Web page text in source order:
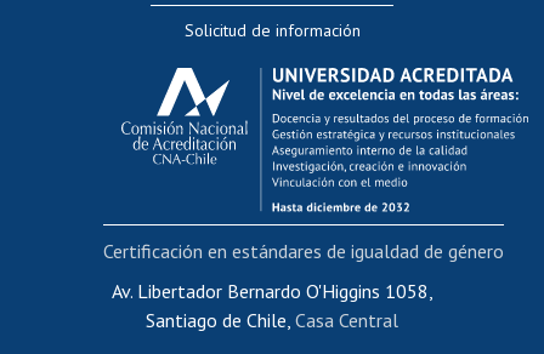
Evaluación docente
Calificación académica
Postulación al AUCAI
Funcionarias/os
Cursos internos de capacitación
Bienestar del personal
Portal de movilidad interna
Certificado de renta
Certificado de renta honorarios
Solicitud de información
Av. Libertador Bernardo O'Higgins 1058,
Santiago de Chile, Casa Central
Certificación en estándares de igualdad de género